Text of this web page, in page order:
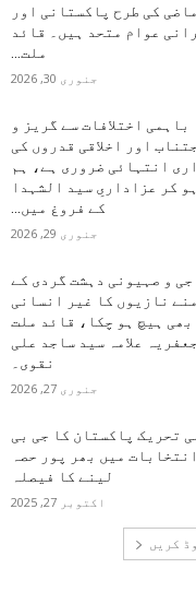
ماضی کی طرح پاکستانی اور
عوام متحد ہیں۔ قائد
ملت...
جنوری 30, 2026
باہمی اختلافات سے گریز و
اور اخلاقی قدروں کی
انتہائی ضروری ہے، ہم
کر عزاداریِ سید الشہدا
کے فروغ میں...
جنوری 29, 2026
و صہیونی دہشت گردی کے
نازیوں کا غیر انسانی
بھی ہیچ ہو چکا، قائد ملت
جعفریہ علامہ سید ساجد علی
نقوی۔
جنوری 27, 2026
تحریک پاکستان کا جی بی
میں بھر پور حصہ
لینے کا فیصلہ
اکتوبر 27, 2025
کریں